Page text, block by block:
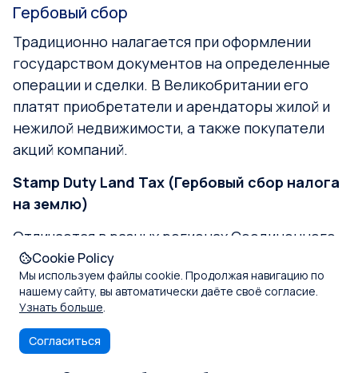
Cookie Policy
Мы используем файлы cookie. Продолжая навигацию по
нашему сайту, вы автоматически даёте своё согласие.
Узнать больше.
Согласиться
Гербовый сбор
Традиционно налагается при оформлении
государством документов на определенные
операции и сделки. В Великобритании его
платят приобретатели и арендаторы жилой и
нежилой недвижимости, а также покупатели
акций компаний.
Stamp Duty Land Tax (Гербовый сбор налога
на землю)
Отличается в разных регионах Соединенного
Королевства.
В Англии и Северной Ирландии для гербового
сбора налога на землю существуется
прогрессивная шкала. Размер налога прямо
пропорционален стоимости приобретаемого